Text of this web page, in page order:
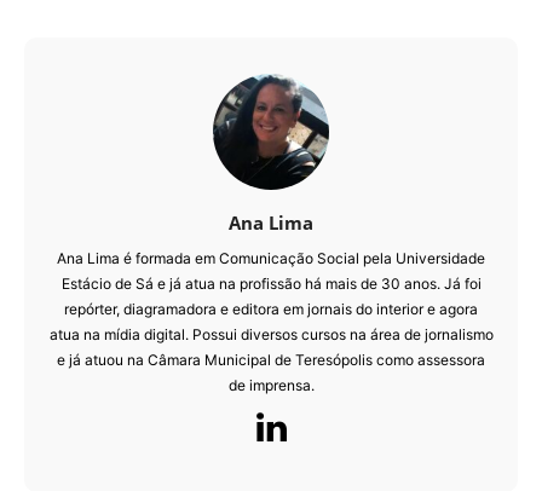
Ana Lima
Ana Lima é formada em Comunicação Social pela Universidade
Estácio de Sá e já atua na profissão há mais de 30 anos. Já foi
repórter, diagramadora e editora em jornais do interior e agora
atua na mídia digital. Possui diversos cursos na área de jornalismo
e já atuou na Câmara Municipal de Teresópolis como assessora
de imprensa.